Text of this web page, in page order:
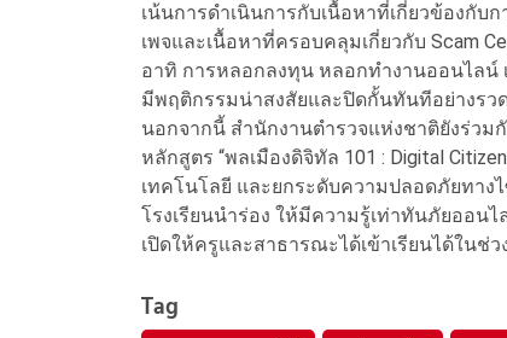
เน้นการดำเนินการกับเนื้อหาที่เกี่ยวข้องกั
เพจและเนื้อหาที่ครอบคลุมเกี่ยวกับ Scam
อาทิ การหลอกลงทุน หลอกทำงานออนไลน์
มีพฤติกรรมน่าสงสัยและปิดกั้นทันทีอย่างรว
นอกจากนี้ สำนักงานตำรวจแห่งชาติยังร่วม
หลักสูตร “พลเมืองดิจิทัล 101 : Digital
เทคโนโลยี และยกระดับความปลอดภัยทาง
โรงเรียนนำร่อง ให้มีความรู้เท่าทันภัยออน
เปิดให้ครูและสาธารณะได้เข้าเรียนได้ในช่ว
Tag